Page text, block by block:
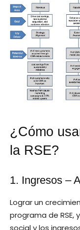
¿Cómo
la RSE?
1. Ingresos –
Lograr un
programa de RSE,
social y los